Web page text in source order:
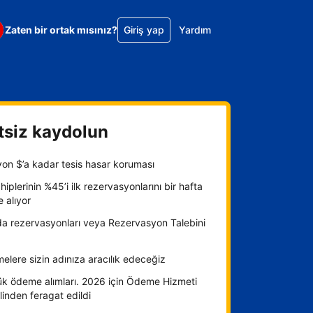
Zaten bir ortak mısınız? Giriş yap Yardım
kaydolun
$’a kadar tesis hasar koruması
%45’i ilk rezervasyonlarını bir hafta
alıyor
rezervasyonları veya Rezervasyon Talebini
sizin adınıza aracılık edeceğiz
ödeme alımları. 2026 için Ödeme Hizmeti
feragat edildi